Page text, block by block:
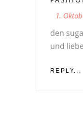
1.
den
und
REPLY...